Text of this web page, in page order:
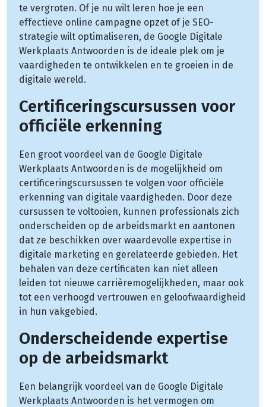
te vergroten. Of je nu wilt leren hoe je een
effectieve online campagne opzet of je SEO-
strategie wilt optimaliseren, de Google Digitale
Werkplaats Antwoorden is de ideale plek om je
vaardigheden te ontwikkelen en te groeien in de
digitale wereld.
Certificeringscursussen voor
officiële erkenning
Een groot voordeel van de Google Digitale
Werkplaats Antwoorden is de mogelijkheid om
certificeringscursussen te volgen voor officiële
erkenning van digitale vaardigheden. Door deze
cursussen te voltooien, kunnen professionals zich
onderscheiden op de arbeidsmarkt en aantonen
dat ze beschikken over waardevolle expertise in
digitale marketing en gerelateerde gebieden. Het
behalen van deze certificaten kan niet alleen
leiden tot nieuwe carrièremogelijkheden, maar ook
tot een verhoogd vertrouwen en geloofwaardigheid
in hun vakgebied.
Onderscheidende expertise
op de arbeidsmarkt
Een belangrijk voordeel van de Google Digitale
Werkplaats Antwoorden is het vermogen om